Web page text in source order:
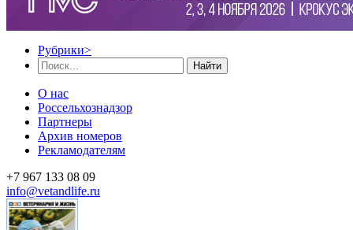
Рубрики>
Найти
О нас
Россельхознадзор
Партнеры
Архив номеров
Рекламодателям
+7 967 133 08 09
info@vetandlife.ru